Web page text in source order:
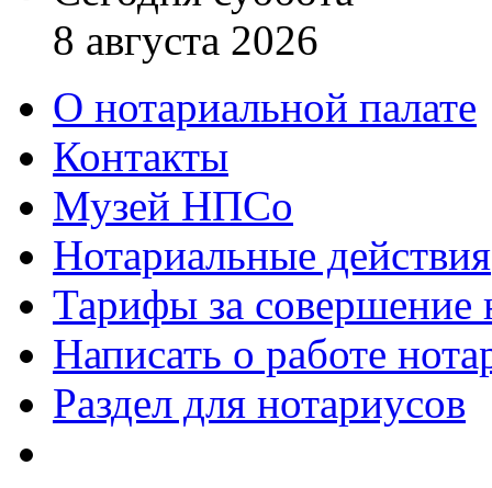
8 августа 2026
О нотариальной палате
Контакты
Музей НПСо
Нотариальные действия
Тарифы за совершение
Написать о работе
Раздел для нотариусов